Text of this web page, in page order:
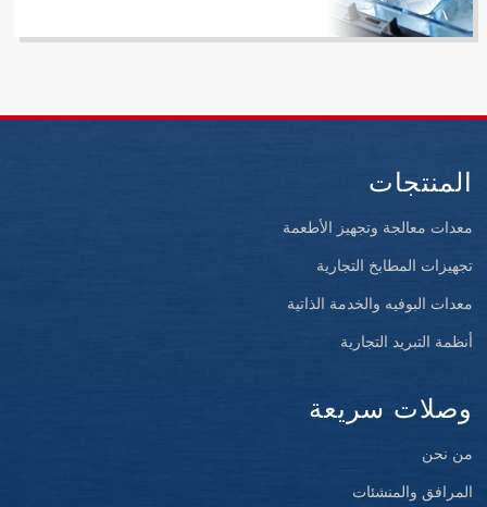
المنتجات
معدات معالجة وتجهيز الأطعمة
تجهيزات المطابخ التجارية
معدات البوفيه والخدمة الذاتية
أنظمة التبريد التجارية
وصلات سريعة
من نحن
المرافق والمنشئات